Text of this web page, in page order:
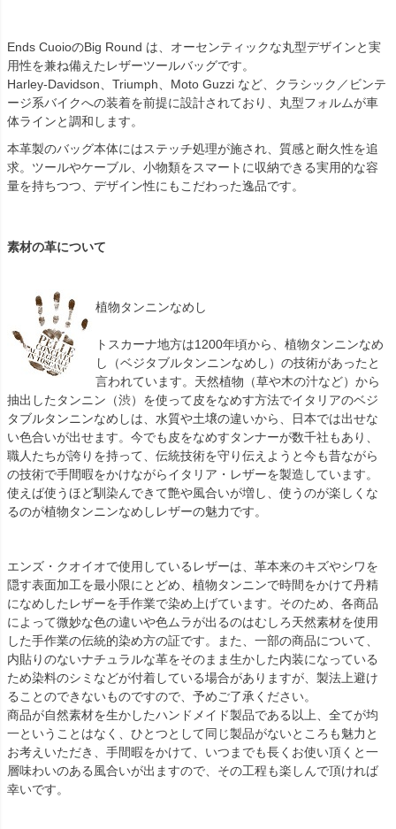
Ends CuoioのBig Round は、オーセンティックな丸型デザインと実
用性を兼ね備えたレザーツールバッグです。
Harley-Davidson、Triumph、Moto Guzzi など、クラシック／ビンテ
ージ系バイクへの装着を前提に設計されており、丸型フォルムが車
体ラインと調和します。
本革製のバッグ本体にはステッチ処理が施され、質感と耐久性を追
求。ツールやケーブル、小物類をスマートに収納できる実用的な容
量を持ちつつ、デザイン性にもこだわった逸品です。
素材の革について
植物タンニンなめし
トスカーナ地方は1200年頃から、植物タンニンなめ
し（ベジタブルタンニンなめし）の技術があったと
言われています。天然植物（草や木の汁など）から
抽出したタンニン（渋）を使って皮をなめす方法でイタリアのベジ
タブルタンニンなめしは、水質や土壌の違いから、日本では出せな
い色合いが出せます。今でも皮をなめすタンナーが数千社もあり、
職人たちが誇りを持って、伝統技術を守り伝えようと今も昔ながら
の技術で手間暇をかけながらイタリア・レザーを製造しています。
使えば使うほど馴染んできて艶や風合いが増し、使うのが楽しくな
るのが植物タンニンなめしレザーの魅力です。
エンズ・クオイオで使用しているレザーは、革本来のキズやシワを
隠す表面加工を最小限にとどめ、植物タンニンで時間をかけて丹精
になめしたレザーを手作業で染め上げています。そのため、各商品
によって微妙な色の違いや色ムラが出るのはむしろ天然素材を使用
した手作業の伝統的染め方の証です。また、一部の商品について、
内貼りのないナチュラルな革をそのまま生かした内装になっている
ため染料のシミなどが付着している場合がありますが、製法上避け
ることのできないものですので、予めご了承ください。
商品が自然素材を生かしたハンドメイド製品である以上、全てが均
一ということはなく、ひとつとして同じ製品がないところも魅力と
お考えいただき、手間暇をかけて、いつまでも長くお使い頂くと一
層味わいのある風合いが出ますので、その工程も楽しんで頂ければ
幸いです。